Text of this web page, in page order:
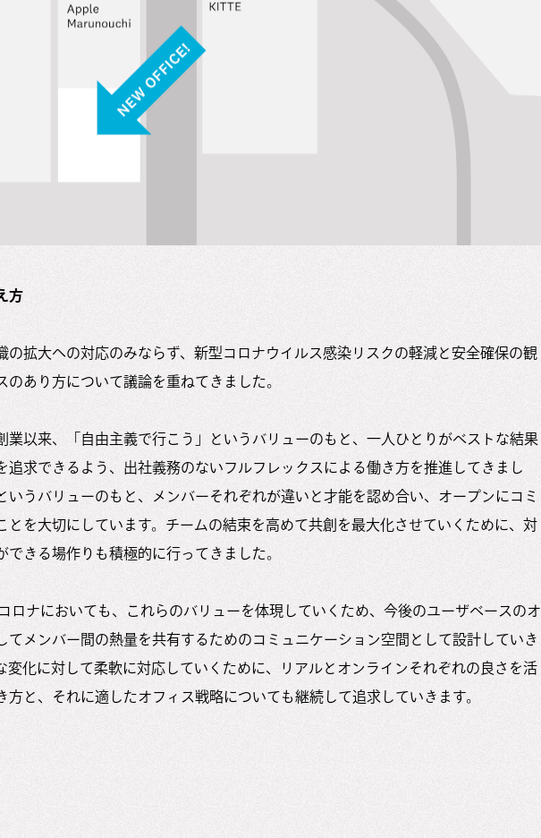
方
の拡大への対応のみならず、新型コロナウイルス感染リスクの軽減と安全確保の観
あり方について議論を重ねてきました。
業以来、「自由主義で行こう」というバリューのもと、一人ひとりがベストな結果
追求できるよう、出社義務のないフルフレックスによる働き方を推進してきまし
いうバリューのもと、メンバーそれぞれが違いと才能を認め合い、オープンにコミ
とを大切にしています。チームの結束を高めて共創を最大化させていくために、対
きる場作りも積極的に行ってきました。
ロナにおいても、これらのバリューを体現していくため、今後のユーザベースのオ
てメンバー間の熱量を共有するためのコミュニケーション空間として設計していき
変化に対して柔軟に対応していくために、リアルとオンラインそれぞれの良さを活
方と、それに適したオフィス戦略についても継続して追求していきます。